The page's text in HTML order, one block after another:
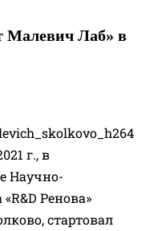
Малевич Лаб» в
г., в
Научно-
Ренова»
стартовал